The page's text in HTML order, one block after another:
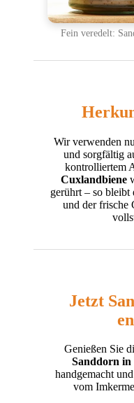
Fein veredelt:
Wir verwenden
und sorgfältig
kontrolliertem
Cuxlandbiene
gerührt – so
und der frische
Jetzt
Genießen Sie
Sanddorn in
handgemacht
vom